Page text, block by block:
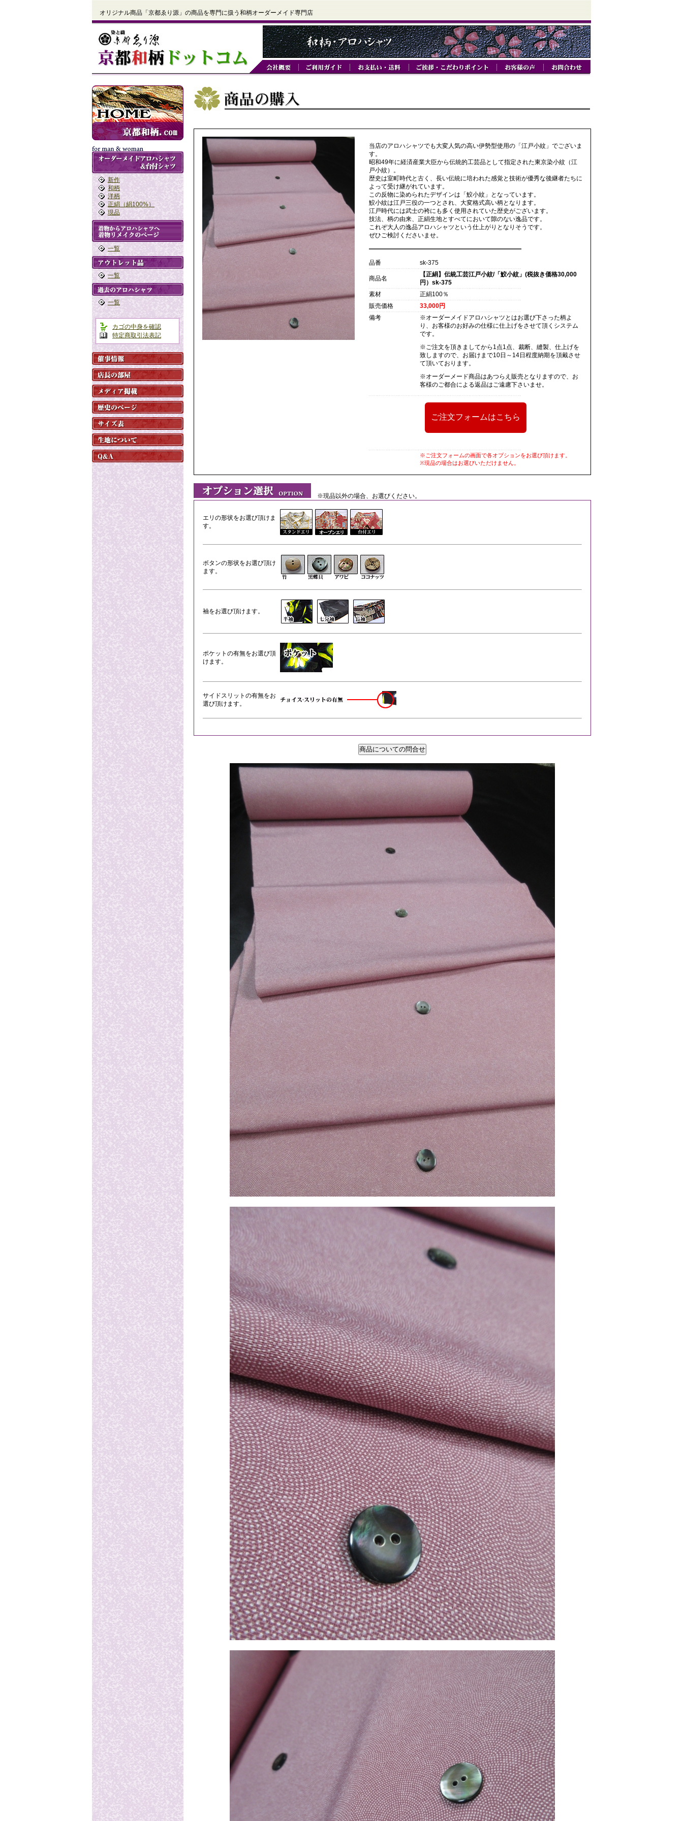
オリジナル商品「京都ゑり源」の商品を専門に扱う和柄オーダーメイド専門店
新作
和柄
洋柄
正絹（絹100%）
現品
一覧
一覧
一覧
カゴの中身を確認
特定商取引法表記
当店のアロハシャツでも大変人気の高い伊勢型使用の「江戸小紋」でございま
す。
昭和49年に経済産業大臣から伝統的工芸品として指定された東京染小紋（江
戸小紋）。
歴史は室町時代と古く、長い伝統に培われた感覚と技術が優秀な後継者たちに
よって受け継がれています。
この反物に染められたデザインは「鮫小紋」となっています。
鮫小紋は江戸三役の一つとされ、大変格式高い柄となります。
江戸時代には武士の袴にも多く使用されていた歴史がございます。
技法、柄の由来、正絹生地とすべてにおいて隙のない逸品です。
これぞ大人の逸品アロハシャツという仕上がりとなりそうです。
ぜひご検討くださいませ。
品番 sk-375
商品名
【正絹】伝統工芸江戸小紋/「鮫小紋」(税抜き価格30,000
円）sk-375
素材
正絹100％
販売価格
33,000円
備考
※オーダーメイドアロハシャツとはお選び下さった柄よ
り、お客様のお好みの仕様に仕上げをさせて頂くシステム
です。
※ご注文を頂きましてから1点1点、裁断、縫製、仕上げを
致しますので、お届けまで10日～14日程度納期を頂戴させ
て頂いております。
※オーダーメード商品はあつらえ販売となりますので、お
客様のご都合による返品はご遠慮下さいませ。
※ご注文フォームの画面で各オプションをお選び頂けます。
※現品の場合はお選びいただけません。
※現品以外の場合、お選びください。
エリの形状をお選び頂けま
す。
ボタンの形状をお選び頂け
ます。
袖をお選び頂けます。
ポケットの有無をお選び頂
けます。
サイドスリットの有無をお
選び頂けます。